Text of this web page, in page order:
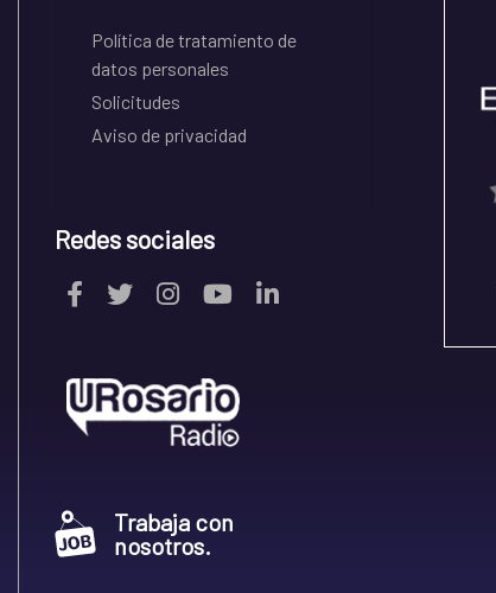
Política de tratamiento de
datos personales
Solicitudes
Aviso de privacidad
Redes sociales
Trabaja con
nosotros.